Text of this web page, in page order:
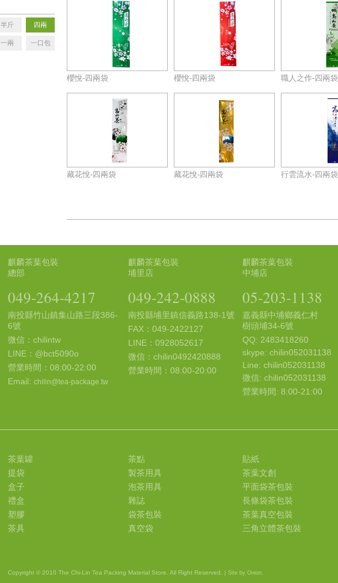
半斤 四兩
一兩 一口包
櫻悅-四兩袋 櫻悅-四兩袋 職人之作-四兩袋
藏花悅-四兩袋 藏花悅-四兩袋 行雲流水-四兩袋
麒麟茶葉包裝
總部
049-264-4217
南投縣竹山鎮集山路三段386-
6號
微信：chilintw
LINE：@bct5090o
營業時間：08:00-22:00
Email: chilin@tea-package.tw
麒麟茶葉包裝
埔里店
049-242-0888
南投縣埔里鎮信義路138-1號
FAX：049-2422127
LINE：0928052617
微信：chilin0492420888
營業時間：08:00-20:00
麒麟茶葉包裝
中埔店
05-203-1138
嘉義縣中埔鄉義仁村
樹頭埔34-6號
QQ: 2483418260
skype: chilin052031138
Line: chilin052031138
微信: chilin052031138
營業時間: 8:00-21:00
茶葉罐
提袋
盒子
禮盒
塑膠
茶具
茶點
製茶用具
泡茶用具
雜誌
袋茶包裝
真空袋
貼紙
茶葉文創
平面袋茶包裝
長條袋茶包裝
茶葉真空包裝
三角立體茶包裝
Copyright © 2010 The Chi-Lin Tea Packing Material Store. All Right Reserved. | Site by Onion.